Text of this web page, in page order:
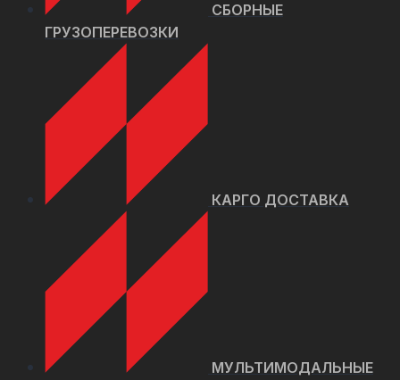
СБОРНЫЕ
ГРУЗОПЕРЕВОЗКИ
КАРГО ДОСТАВКА
МУЛЬТИМОДАЛЬНЫЕ